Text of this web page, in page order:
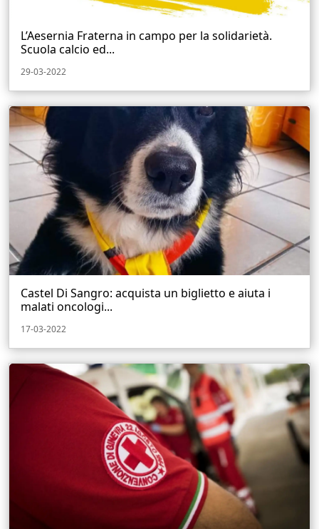
L’Aesernia Fraterna in campo per la solidarietà.
Scuola calcio ed...
29-03-2022
Castel Di Sangro: acquista un biglietto e aiuta i
malati oncologi...
17-03-2022